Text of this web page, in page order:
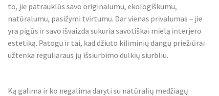
to, jie patrauklūs savo originalumu, ekologiškumu,
natūralumu, pasižymi tvirtumu. Dar vienas privalumas – jie
yra pigūs ir savo išvaizda sukuria savotiškai mielą interjero
estetiką. Patogu ir tai, kad džiuto kiliminių dangų priežiūrai
užtenka reguliaraus jų išsiurbimo dulkių siurbliu.
Ką galima ir ko negalima daryti su natūralių medžiagų